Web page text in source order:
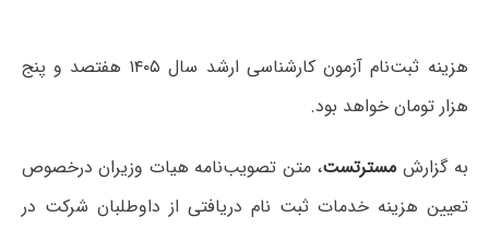
هزینه ثبت‌نام آزمون کارشناسی ارشد سال ۱۴۰۵ هفتصد و پنج
هزار تومان خواهد بود.
به گزارش مسترتست، متن تصویب‌نامه هیات وزیران درخصوص
تعیین هزینه خدمات ثبت نام دریافتی از داوطلبان شرکت در